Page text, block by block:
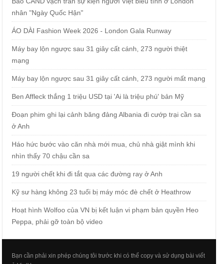
nhân "Ngày Quốc Hận"
ÁO DÀI Fashion Week 2026 - London Gala Runway
Máy bay lộn ngược sau 31 giây cất cánh, 273 người thiệt
mạng
Máy bay lộn ngược sau 31 giây cất cánh, 273 người mất mạng
Ben Affleck thắng 1 triệu USD tại 'Ai là triệu phú' bản Mỹ
Đoạn phim ghi lại cảnh băng đảng Albania đi cướp trại cần sa
ở Anh
Háo hức bước vào căn nhà mới mua, chủ nhà giật mình khi
nhìn thấy 70 chậu cần sa
19 người chết khi đi tắt qua các đường ray ở Anh
Kỹ sư hàng không 23 tuổi bị máy móc đè chết ở Heathrow
Hoạt hình Wolfoo của VN bị kết luận vi phạm bản quyền Heo
Peppa, phải gỡ toàn bộ video
Bạn cần phải xin phép chúng tôi trước khi có thể copy và sử dụng bài viết